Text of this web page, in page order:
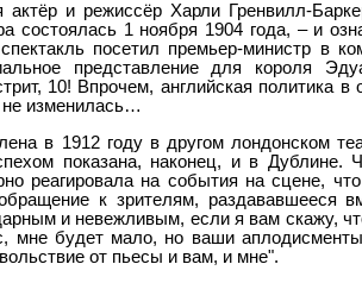
актёр и режиссёр Xарли Гренвилл-
состоялась 1 ноября 1904 года, – и
посетил премьер-министр в
представление для короля
10! Впрочем, английская политика
не изменилась…
в 1912 году в другом лондонском
показана, наконец, и в Дублине.
реагировала на события на сцене,
к зрителям, раздававшееся
и невежливым, если я вам скажу,
мне будет мало, но ваши
от пьесы и вам, и мне".